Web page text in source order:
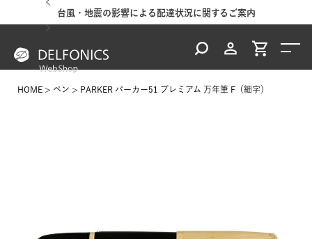
台風・地震の影響による配達状況に関するご案内
HOME ペン PARKER パーカー51 プレミアム 万年筆 F（細字）